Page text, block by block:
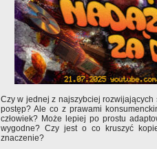
Czy w jednej z najszybciej
postęp? Ale co z prawami
człowiek? Może lepiej po prostu
wygodne? Czy jest o co kruszyć
znaczenie?